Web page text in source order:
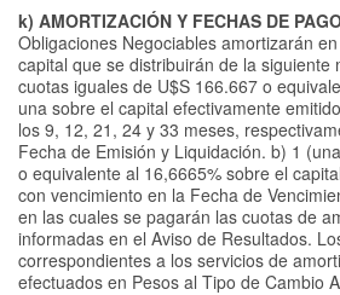
k) AMORTIZACIÓN Y FECHAS DE
Obligaciones Negociables amortizarán
capital que se distribuirán de la siguiente
cuotas iguales de U$S 166.667 o
una sobre el capital efectivamente
los 9, 12, 21, 24 y 33 meses,
Fecha de Emisión y Liquidación. b) 1
o equivalente al 16,6665% sobre el
con vencimiento en la Fecha de
en las cuales se pagarán las cuotas de
informadas en el Aviso de Resultados.
correspondientes a los servicios de
efectuados en Pesos al Tipo de Cambio